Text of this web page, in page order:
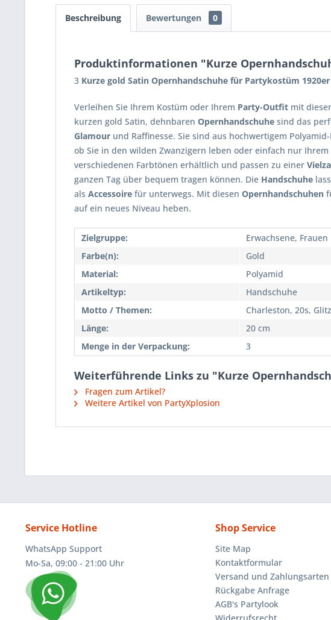
Beschreibung Bewertungen 0
Produktinformationen "Kurze
3 Kurze gold Satin Opernhandschuhe für Partykostüm
Verleihen Sie Ihrem Kostüm oder Ihrem Party-Outfit mit
kurzen gold Satin, dehnbaren Opernhandschuhe sind das
Glamour und Raffinesse. Sie sind aus hochwertigem
ob Sie in den wilden Zwanzigern leben oder einfach nur Ihrem
verschiedenen Farbtönen erhältlich und passen zu einer
ganzen Tag über bequem tragen können. Die Handschuhe
als Accessoire für unterwegs. Mit diesen Opernhandschuhen
auf ein neues Niveau heben.
Zielgruppe:
Erwachsene, Frauen
Farbe(n):
Gold
Material:
Polyamid
Artikeltyp:
Handschuhe
Motto / Themen:
Charleston, 20s,
Länge:
20 cm
Menge in der Verpackung:
3
Weiterführende Links zu "Kurze
Fragen zum Artikel?
Weitere Artikel von PartyXplosion
Service Hotline
WhatsApp Support
Mo-Sa, 09:00 - 21:00 Uhr
Shop Service
Site Map
Kontaktformular
Versand und Zahlungsarten
Rückgabe Anfrage
AGB's Partylook